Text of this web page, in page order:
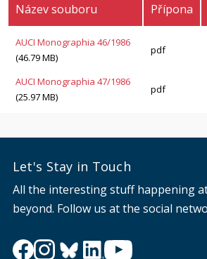
Název souboru Přípona
AUCI Monographia 46/1986
(46.79 MB)
pdf
AUCI Monographia 47/1986
(25.97 MB)
pdf
Let's Stay in Touch
All the interesting stuff happening
beyond. Follow us at the social